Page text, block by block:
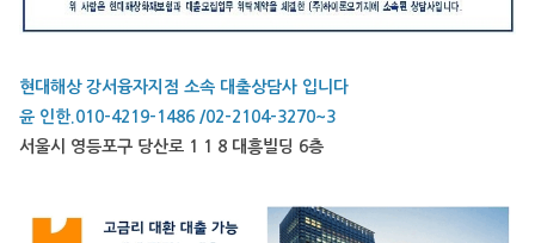
현대해상 강서융자지점 소속 대출상담사 입니다
윤 인한.010-4219-1486 /02-2104-3270~3
서울시 영등포구 당산로 1 1 8 대흥빌딩 6층